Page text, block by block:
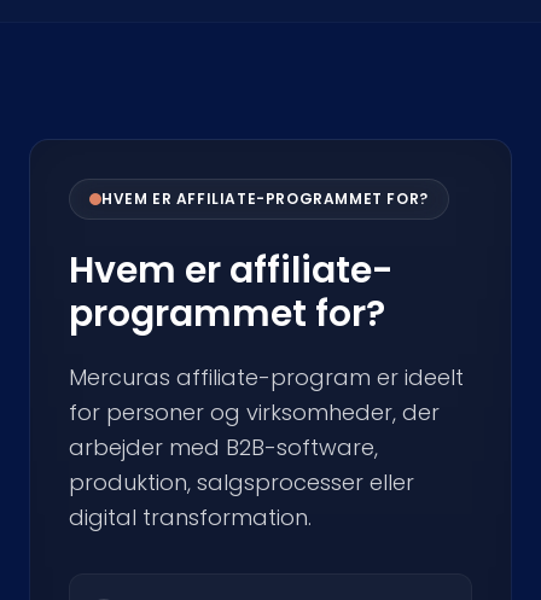
HVEM ER AFFILIATE-PROGRAMMET FOR?
Hvem er affiliate-
programmet for?
Mercuras affiliate-program er ideelt
for personer og virksomheder, der
arbejder med B2B-software,
produktion, salgsprocesser eller
digital transformation.